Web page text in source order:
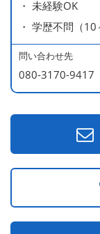
・ 未経験OK
・ 学歴不問（
問い合わせ先
080-3170-9417